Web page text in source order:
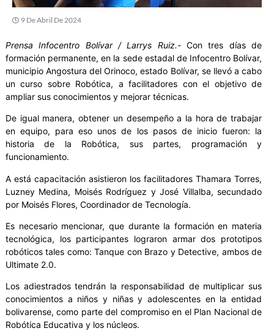
9 De Abril De 2024
Prensa Infocentro Bolívar / Larrys Ruiz.-Con tres días de
formación permanente, en la sede estadal de Infocentro Bolívar,
municipio Angostura del Orinoco, estado Bolívar, se llevó a cabo
un curso sobre Robótica, a facilitadores con el objetivo de
ampliar sus conocimientos y mejorar técnicas.
De igual manera, obtener un desempeño a la hora de trabajar
en equipo, para eso unos de los pasos de inicio fueron: la
historia de la Robótica, sus partes, programación y
funcionamiento.
A está capacitación asistieron los facilitadores Thamara Torres,
Luzney Medina, Moisés Rodríguez y José Villalba, secundado
por Moisés Flores, Coordinador de Tecnología.
Es necesario mencionar, que durante la formación en materia
tecnológica, los participantes lograron armar dos prototipos
robóticos tales como: Tanque con Brazo y Detective, ambos de
Ultimate 2.0.
Los adiestrados tendrán la responsabilidad de multiplicar sus
conocimientos a niños y niñas y adolescentes en la entidad
bolivarense, como parte del compromiso en el Plan Nacional de
Robótica Educativa y los núcleos.